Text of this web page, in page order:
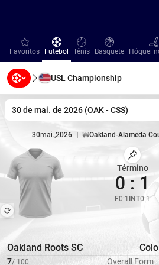
favorites
Favoritos Futebol
Futebol Tênis
Tênis Basquete
Basquete Hóquei
Beisebol
Beisebol Handebol
Handebol Vôlei
Vôlei
USL Championship
30 de mai. de 2026 (OAK- CSS)
30mai.,2026 Estádio
Oakland-Alameda
Oakland Roots SC
Marcar
Término
0 : 1
F0:1 INT0:1
7/ 100 Overall Form